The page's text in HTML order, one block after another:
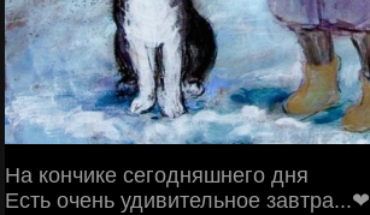
На кончике сегодняшнего дня
Есть очень удивительное завтра...❤